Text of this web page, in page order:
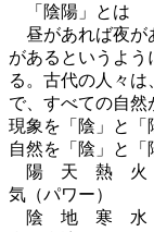
「陰陽」とは
昼があれば夜が
があるというよう
る。古代の人々
で、すべての自
現象を「陰」と「
自然を「陰」と「
陽 天 熱 火
気（パワー）
陰 地 寒 水